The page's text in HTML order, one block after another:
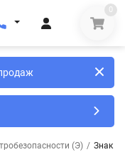
0
(Э) / Знак